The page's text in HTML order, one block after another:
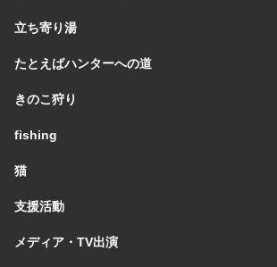
立ち寄り湯
たとえばハンターへの道
きのこ狩り
fishing
猫
支援活動
メディア・TV出演